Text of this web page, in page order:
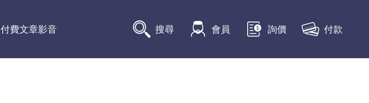
付費文章影音 搜尋 會員 詢價 付款